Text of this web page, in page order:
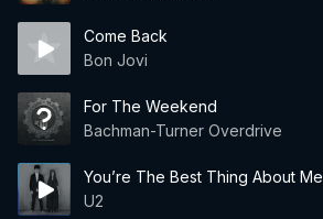
Come Back
Bon Jovi
For The Weekend
Bachman-Turner Overdrive
You’re The Best Thing About Me
U2